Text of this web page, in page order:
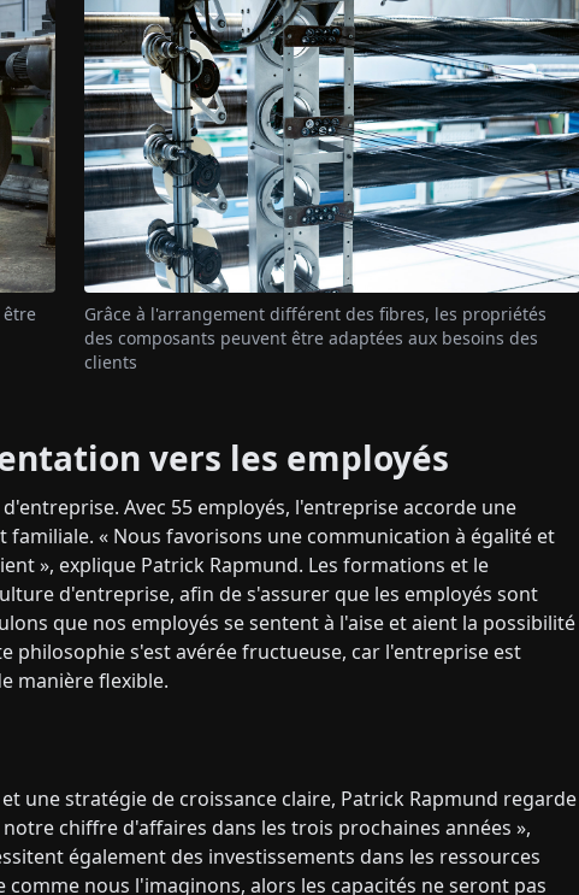
être
Grâce à l'arrangement différent des fibres, les propriétés
des composants peuvent être adaptées aux besoins des
clients
vers les employés
Avec 55 employés, l'entreprise accorde une
« Nous favorisons une communication à égalité et
», explique Patrick Rapmund. Les formations et le
d'entreprise, afin de s'assurer que les employés sont
que nos employés se sentent à l'aise et aient la possibilité
philosophie s'est avérée fructueuse, car l'entreprise est
manière flexible.
une stratégie de croissance claire, Patrick Rapmund regarde
chiffre d'affaires dans les trois prochaines années »,
également des investissements dans les ressources
comme nous l'imaginons, alors les capacités ne seront pas